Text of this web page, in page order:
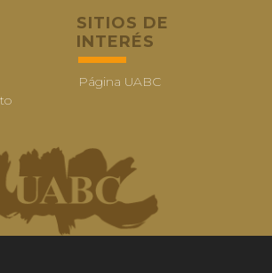
SITIOS DE
INTERÉS
Página UABC